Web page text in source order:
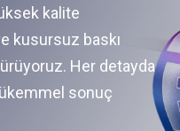
kalite
kusursuz baskı
Her detayda
sonuç